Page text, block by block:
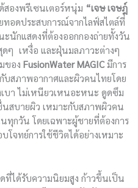
องพรีเซนเตอร์หนุ่ม “เจษ เจษฎ์
ทอดประสบการณ์จากไลฟ์สไตล์ที่
นักแสดงที่ต้องออกกองถ่ายทั้งวัน
ๆ เหงื่อ และฝุ่นมลภาวะต่างๆ
ของFusionWater MAGICมีการ
สภาพอากาศและผิวคนไทยโดย
บา ไม่เหนียวเหนอะหนะ ดูดซึม
สบายผิว เหมาะกับสภาพผิวคน
ทุกวัน โดยเฉพาะผู้ชายที่ต้องการ
จทย์การใช้ชีวิตได้อย่างเหมาะ
ได้รับความนิยมสูง ก้าวขึ้นเป็น